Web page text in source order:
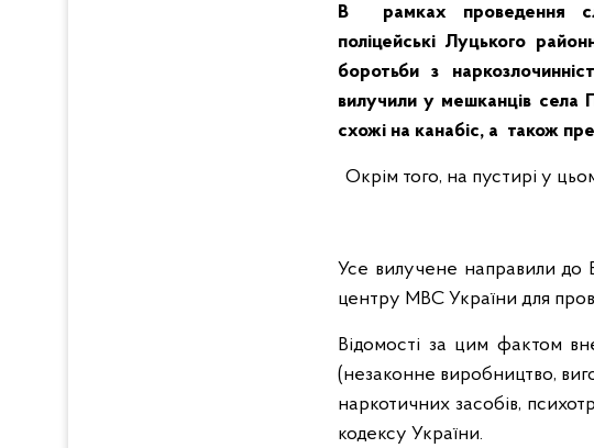
В рамках проведення
поліцейські Луцького
боротьби з
вилучили у мешканців села
схожі на канабіс, а також
Окрім того, на пустирі у
Усе вилучене направили до
центру МВС України для
Відомості за цим фактом
(незаконне виробництво,
наркотичних засобів,
кодексу України.